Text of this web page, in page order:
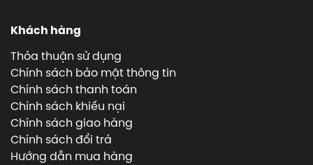
Khách hàng
Thỏa thuận sử dụng
Chính sách bảo mật thông tin
Chính sách thanh toán
Chính sách khiếu nại
Chính sách giao hàng
Chính sách đổi trả
Hướng dẫn mua hàng